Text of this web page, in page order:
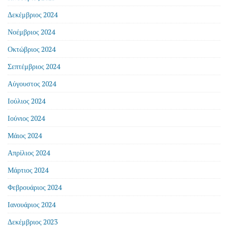
Δεκέμβριος 2024
Νοέμβριος 2024
Οκτώβριος 2024
Σεπτέμβριος 2024
Αύγουστος 2024
Ιούλιος 2024
Ιούνιος 2024
Μάιος 2024
Απρίλιος 2024
Μάρτιος 2024
Φεβρουάριος 2024
Ιανουάριος 2024
Δεκέμβριος 2023